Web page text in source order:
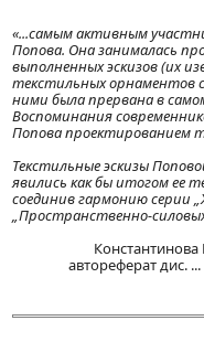
«...самым активным
Попова. Она занималась
выполненных эскизов (их
текстильных орнаментов
ними была прервана в
Воспоминания
Попова проектированием
Текстильные эскизы
явились как бы итогом ее
соединив гармонию серии
„Пространственно-
автореферат дис.